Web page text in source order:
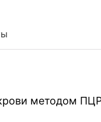
методом